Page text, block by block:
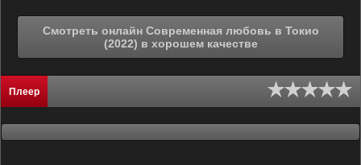
Смотреть онлайн Современная любовь в Токио
(2022) в хорошем качестве
Плеер